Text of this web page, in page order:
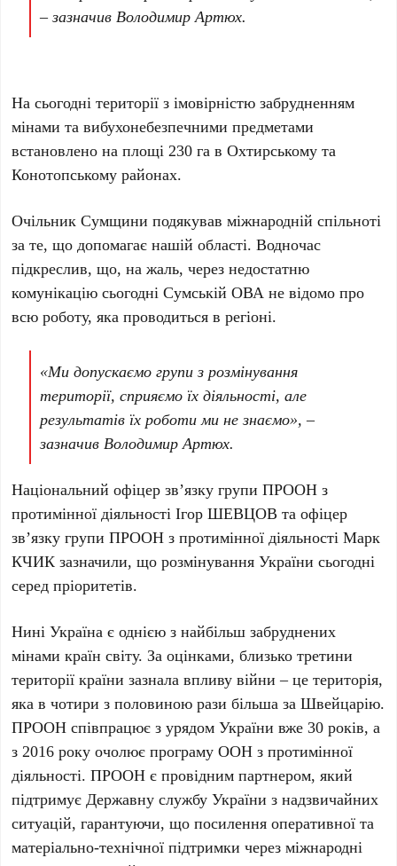
– зазначив Володимир Артюх.
На сьогодні території з імовірністю забрудненням
мінами та вибухонебезпечними предметами
встановлено на площі 230 га в Охтирському та
Конотопському районах.
Очільник Сумщини подякував міжнародній спільноті
за те, що допомагає нашій області. Водночас
підкреслив, що, на жаль, через недостатню
комунікацію сьогодні Сумській ОВА не відомо про
всю роботу, яка проводиться в регіоні.
«Ми допускаємо групи з розмінування
території, сприяємо їх діяльності, але
результатів їх роботи ми не знаємо», –
зазначив Володимир Артюх.
Національний офіцер зв’язку групи ПРООН з
протимінної діяльності Ігор ШЕВЦОВ та офіцер
зв’язку групи ПРООН з протимінної діяльності Марк
КЧИК зазначили, що розмінування України сьогодні
серед пріоритетів.
Нині Україна є однією з найбільш забруднених
мінами країн світу. За оцінками, близько третини
території країни зазнала впливу війни – це територія,
яка в чотири з половиною рази більша за Швейцарію.
ПРООН співпрацює з урядом України вже 30 років, а
з 2016 року очолює програму ООН з протимінної
діяльності. ПРООН є провідним партнером, який
підтримує Державну службу України з надзвичайних
ситуацій, гарантуючи, що посилення оперативної та
матеріально-технічної підтримки через міжнародні